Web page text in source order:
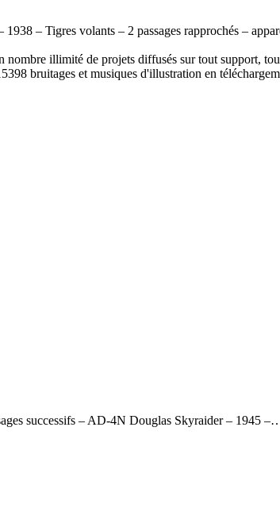
– Tigres volants – 2 passages rapprochés –
illimité de projets diffusés sur tout support,
bruitages et musiques d'illustration en
successifs – AD-4N Douglas Skyraider – 1945